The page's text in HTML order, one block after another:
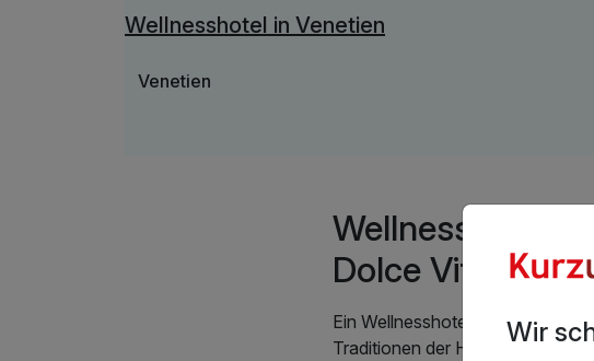
Wellnesshotel in Venetien
Venetien
Wellnesshotel
Dolce Vita
Ein Wellnesshotel in Italien
Traditionen der Heilkunst.
Wir